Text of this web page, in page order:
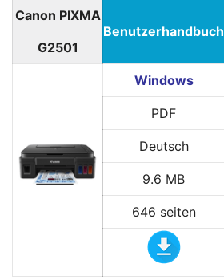
Canon PIXMA
G2501
Benutzerhandbuch
Windows
PDF
Deutsch
9.6 MB
646 seiten